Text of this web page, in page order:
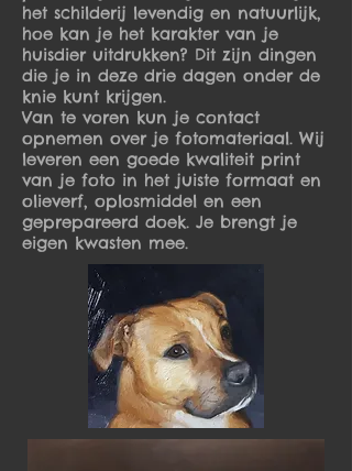
het schilderij levendig en natuurlijk,
hoe kan je het karakter van je
huisdier uitdrukken? Dit zijn dingen
die je in deze drie dagen onder de
knie kunt krijgen.
Van te voren kun je contact
opnemen over je fotomateriaal. Wij
leveren een goede kwaliteit print
van je foto in het juiste formaat en
olieverf, oplosmiddel en een
geprepareerd doek. Je brengt je
eigen kwasten mee.